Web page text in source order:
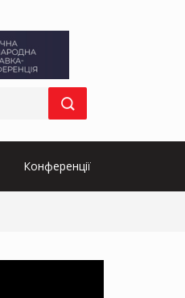
Конференції